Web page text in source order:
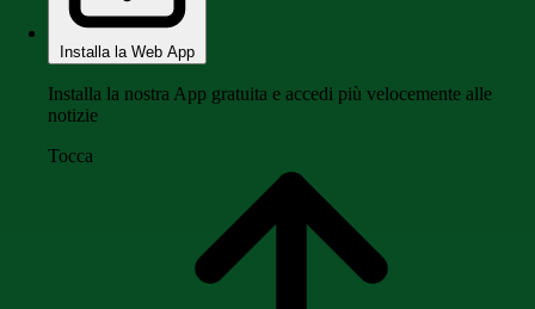
Installa la Web App
Installa la nostra App gratuita e accedi più velocemente alle
notizie
Tocca